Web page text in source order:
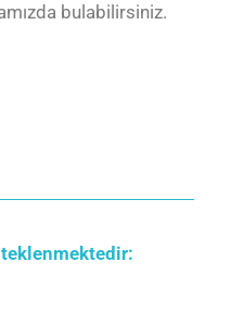
bulabilirsiniz.